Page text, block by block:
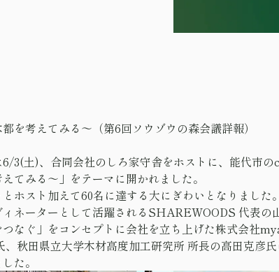
を考えてみる〜（第6回ソウゾウの森会議詳報）
3(土)、合同会社のしろ家守舎をホストに、能代市
てみる〜」をテーマに開かれました。
ホスト加えて60名に達する大にぎわいとなりました。
ネーターとして活躍されるSHAREWOODS 代表の
なぐ」をコンセプトに会社を立ち上げた株式会社
秋田県立大学木材高度加工研究所 所長の高田克彦
た。